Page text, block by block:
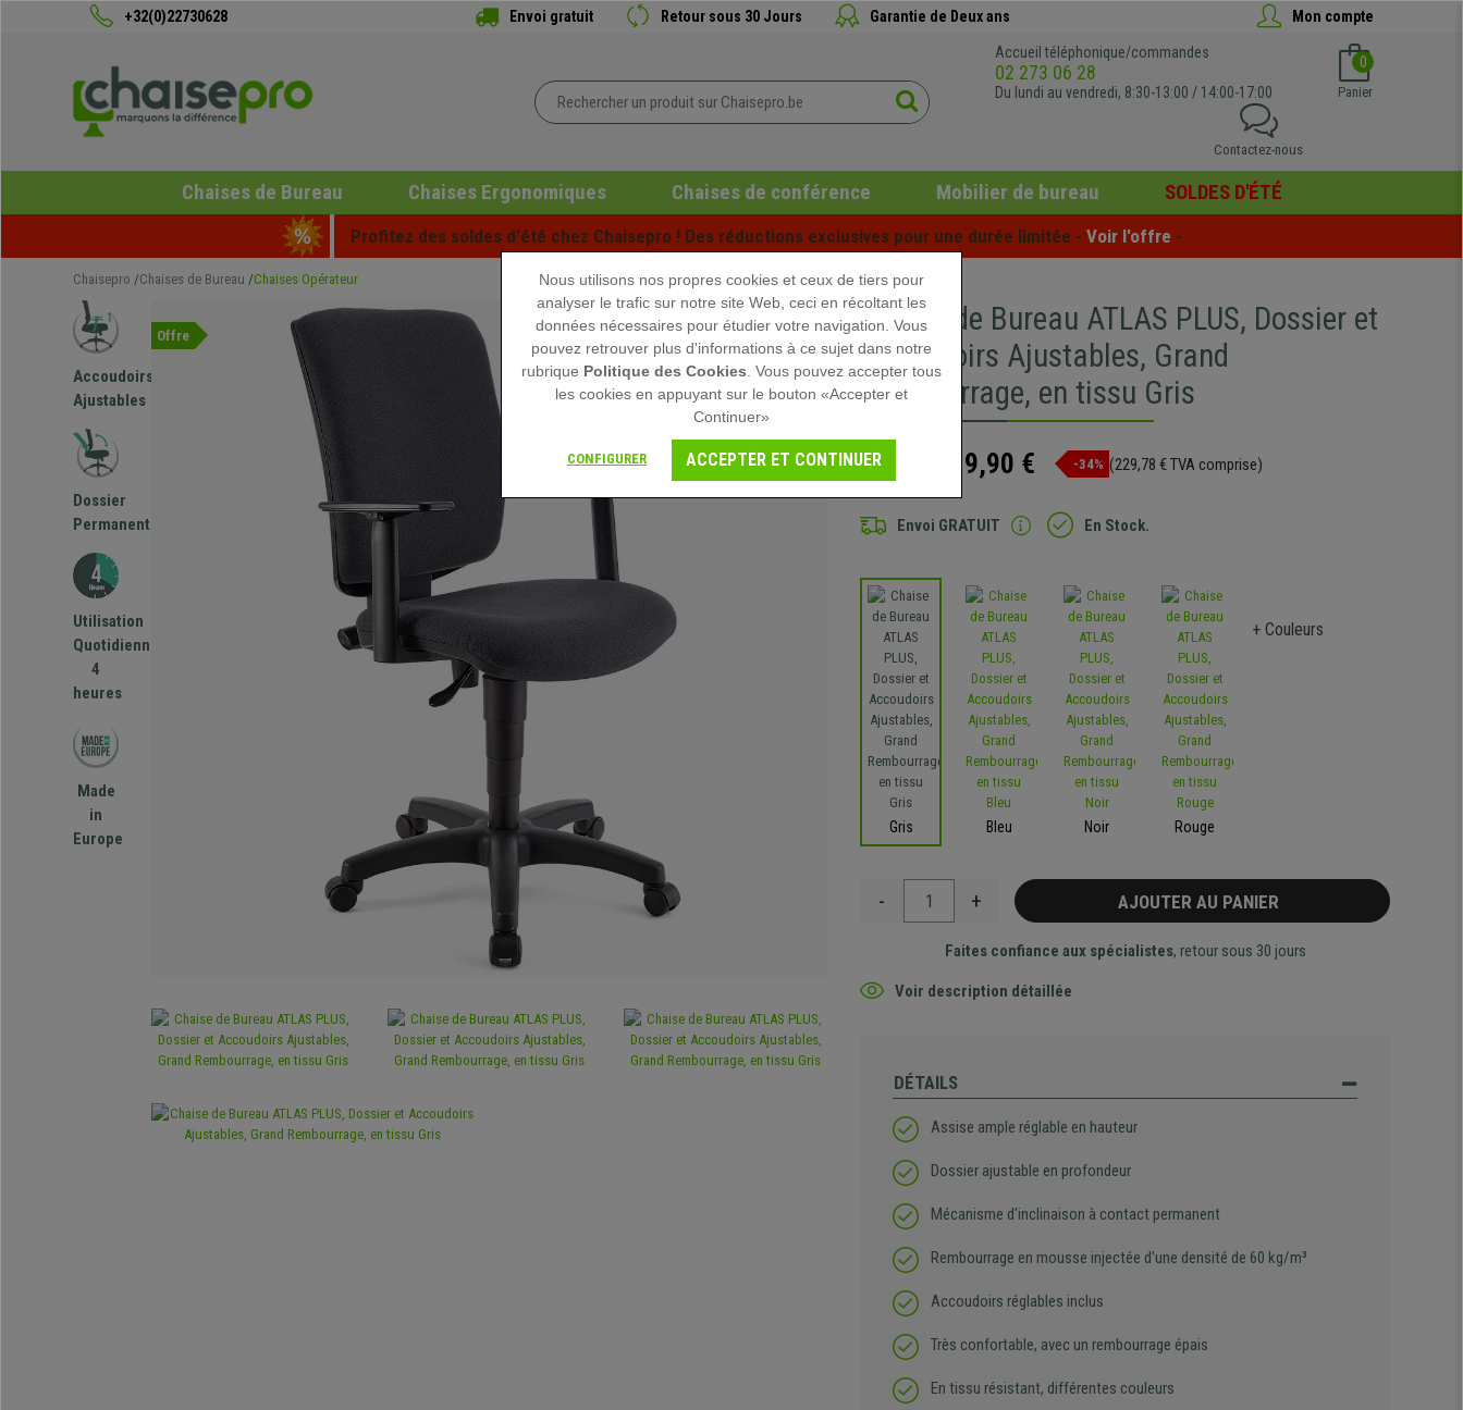
+32(0)22730628 Envoi gratuit Retour sous 30 Jours Garantie de Deux ans Mon compte
Accueil téléphonique/commandes
02 273 06 28
Du lundi au vendredi, 8:30-13:00 / 14:00-17:00
0
Panier
Contactez-nous
Chaises de Bureau Chaises Ergonomiques Chaises de conférence Mobilier de bureau SOLDES D'ÉTÉ
Profitez des soldes d'été chez Chaisepro ! Des réductions exclusives pour une durée limitée - Voir l'offre -
Chaisepro Chaises de Bureau Chaises Opérateur
Accoudoirs
Ajustables
Dossier
Permanent
Utilisation
Quotidienne
4
heures
Made
in
Europe
Offre
Chaise de Bureau ATLAS PLUS, Dossier et
Accoudoirs Ajustables, Grand
Rembourrage, en tissu Gris
289,90 € 189,90 € -34% (229,78 € TVA comprise)
Envoi GRATUIT En Stock.
Gris Bleu Noir Rouge
+ Couleurs
- + AJOUTER AU PANIER
Faites confiance aux spécialistes, retour sous 30 jours
Voir description détaillée
DÉTAILS
Assise ample réglable en hauteur
Dossier ajustable en profondeur
Mécanisme d'inclinaison à contact permanent
Rembourrage en mousse injectée d'une densité de 60 kg/m³
Accoudoirs réglables inclus
Très confortable, avec un rembourrage épais
En tissu résistant, différentes couleurs
Nous utilisons nos propres cookies et ceux de tiers pour
analyser le trafic sur notre site Web, ceci en récoltant les
données nécessaires pour étudier votre navigation. Vous
pouvez retrouver plus d'informations à ce sujet dans notre
rubrique Politique des Cookies . Vous pouvez accepter tous
les cookies en appuyant sur le bouton «Accepter et
Continuer»
CONFIGURER ACCEPTER ET CONTINUER